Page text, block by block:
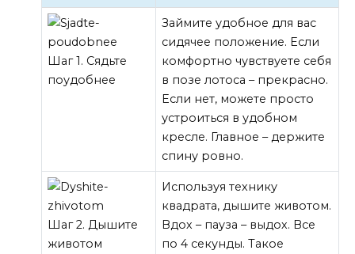
Шаг 1. Сядьте
поудобнее
Займите удобное для вас
сидячее положение. Если
комфортно чувствуете себя
в позе лотоса – прекрасно.
Если нет, можете просто
устроиться в удобном
кресле. Главное – держите
спину ровно.
Шаг 2. Дышите
животом
Используя технику
квадрата, дышите животом.
Вдох – пауза – выдох. Все
по 4 секунды. Такое